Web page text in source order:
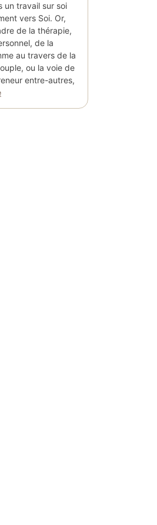
un travail sur soi
vers Soi. Or,
de la thérapie,
de la
au travers de la
ou la voie de
entre-autres,